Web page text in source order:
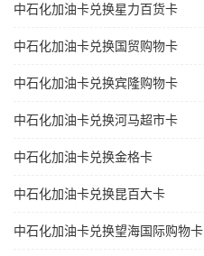
中石化加油卡兑换星力百货卡
中石化加油卡兑换国贸购物卡
中石化加油卡兑换宾隆购物卡
中石化加油卡兑换河马超市卡
中石化加油卡兑换金格卡
中石化加油卡兑换昆百大卡
中石化加油卡兑换望海国际购物卡